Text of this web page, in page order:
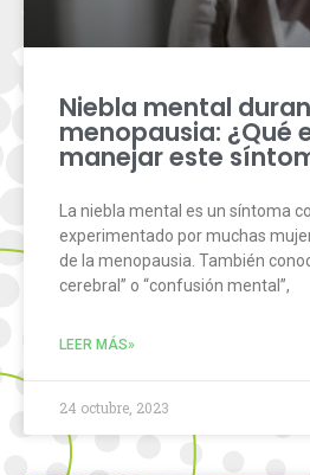
Niebla mental
menopausia: ¿Qué
manejar este
La niebla mental es un síntoma
experimentado por muchas
de la menopausia. También
cerebral” o “confusión mental”,
LEER MÁS»
24 octubre, 2023